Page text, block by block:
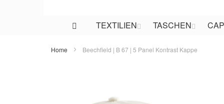
TEXTILIEN TASCHEN
Home Beechfield | B 67 | 5 Panel Kontrast Kappe